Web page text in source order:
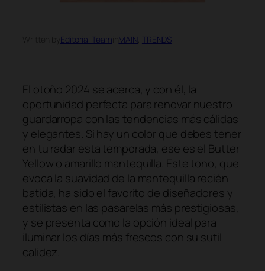
Editorial Team MAIN TRENDS
El otoño 2024 se acerca, y con él, la
oportunidad perfecta para renovar nuestro
guardarropa con las tendencias más cálidas
y elegantes. Si hay un color que debes tener
en tu radar esta temporada, ese es el Butter
Yellow o amarillo mantequilla. Este tono, que
evoca la suavidad de la mantequilla recién
batida, ha sido el favorito de diseñadores y
estilistas en las pasarelas más prestigiosas,
y se presenta como la opción ideal para
iluminar los días más frescos con su sutil
calidez.